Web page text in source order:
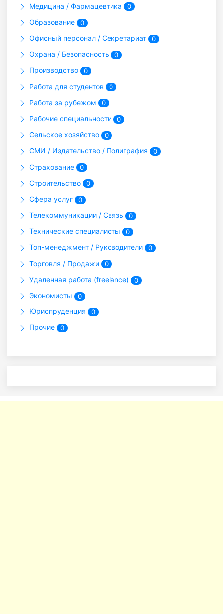
Медицина / Фармацевтика 0
Образование 0
Офисный персонал / Секретариат 0
Охрана / Безопасность 0
Производство 0
Работа для студентов 0
Работа за рубежом 0
Рабочие специальности 0
Сельское хозяйство 0
СМИ / Издательство / Полиграфия 0
Страхование 0
Строительство 0
Сфера услуг 0
Телекоммуникации / Связь 0
Технические специалисты 0
Топ-менеджмент / Руководители 0
Торговля / Продажи 0
Удаленная работа (freelance) 0
Экономисты 0
Юриспруденция 0
Прочие 0